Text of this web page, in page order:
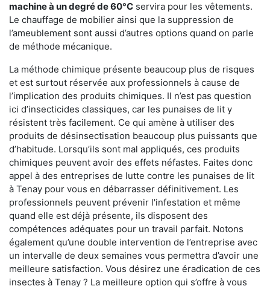
machine à un degré de 60°C servira pour les vêtements.
Le chauffage de mobilier ainsi que la suppression de
l’ameublement sont aussi d’autres options quand on parle
de méthode mécanique.
La méthode chimique présente beaucoup plus de risques
et est surtout réservée aux professionnels à cause de
l’implication des produits chimiques. Il n’est pas question
ici d’insecticides classiques, car les punaises de lit y
résistent très facilement. Ce qui amène à utiliser des
produits de désinsectisation beaucoup plus puissants que
d’habitude. Lorsqu’ils sont mal appliqués, ces produits
chimiques peuvent avoir des effets néfastes. Faites donc
appel à des entreprises de lutte contre les punaises de lit
à Tenay pour vous en débarrasser définitivement. Les
professionnels peuvent prévenir l'infestation et même
quand elle est déjà présente, ils disposent des
compétences adéquates pour un travail parfait. Notons
également qu’une double intervention de l’entreprise avec
un intervalle de deux semaines vous permettra d’avoir une
meilleure satisfaction. Vous désirez une éradication de ces
insectes à Tenay ? La meilleure option qui s’offre à vous